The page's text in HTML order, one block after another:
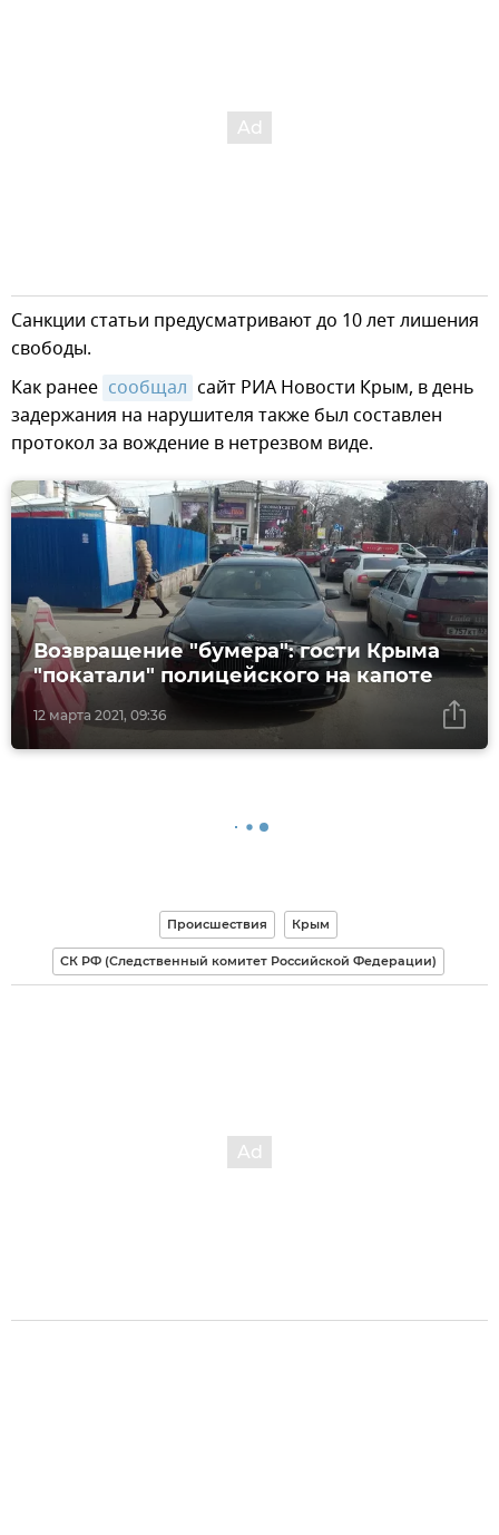
Санкции статьи предусматривают до 10 лет лишения
свободы.
Как ранее сообщал сайт РИА Новости Крым, в день
задержания на нарушителя также был составлен
протокол за вождение в нетрезвом виде.
12 марта 2021, 09:36
Возвращение "бумера": гости Крыма
"покатали" полицейского на капоте
Происшествия Крым
СК РФ (Следственный комитет Российской Федерации)